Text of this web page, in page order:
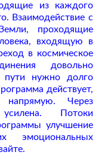
из каждого
Взаимодействие с
проходящие
входящую в
в космическое
довольно
пути нужно долго
действует,
Через
Потоки
улучшение
эмоциональных